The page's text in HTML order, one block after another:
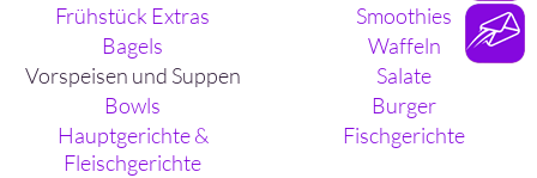
Frühstück Extras
Smoothies
Bagels
Waffeln
Vorspeisen und Suppen
Salate
Bowls
Burger
Hauptgerichte &
Fleischgerichte
Fischgerichte